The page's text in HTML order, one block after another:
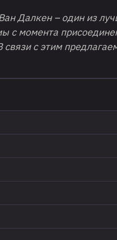
Далкен – один из
с момента
с этим